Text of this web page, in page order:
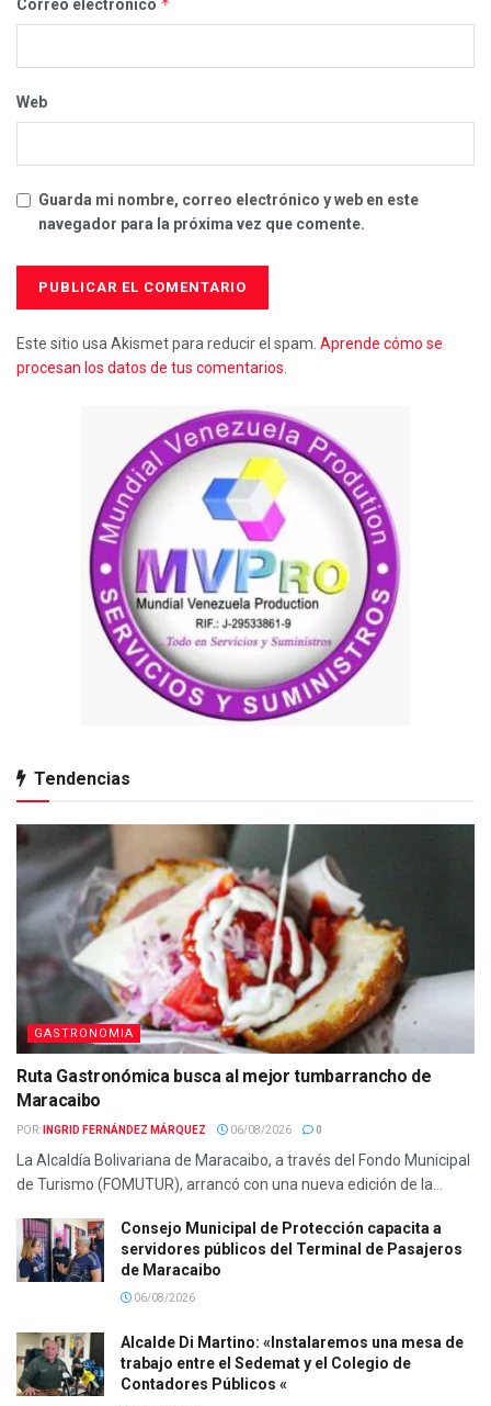
Correo electrónico
Web
Guarda mi nombre, correo electrónico y web en este
navegador para la próxima vez que comente.
Este sitio usa Akismet para reducir el spam. Aprende cómo se
procesan los datos de tus comentarios.
Tendencias
GASTRONOMIA
Ruta Gastronómica busca al mejor tumbarrancho de
Maracaibo
POR: INGRID FERNÁNDEZ MÁRQUEZ 06/08/2026 0
La Alcaldía Bolivariana de Maracaibo, a través del Fondo Municipal
de Turismo (FOMUTUR), arrancó con una nueva edición de la...
Consejo Municipal de Protección capacita a
servidores públicos del Terminal de Pasajeros
de Maracaibo
06/08/2026
Alcalde Di Martino: «Instalaremos una mesa de
trabajo entre el Sedemat y el Colegio de
Contadores Públicos «